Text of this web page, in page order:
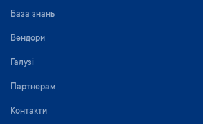
База знань
Вендори
Галузі
Партнерам
Контакти